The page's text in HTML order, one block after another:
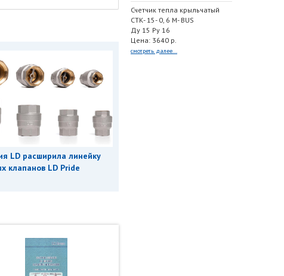
LD расширила линейку
клапанов LD Pride
Счетчик тепла крыльчатый
СТК- 15- 0, 6 M- BUS
Ду 15 Ру 16
Цена: 3640 р.
смотреть далее...